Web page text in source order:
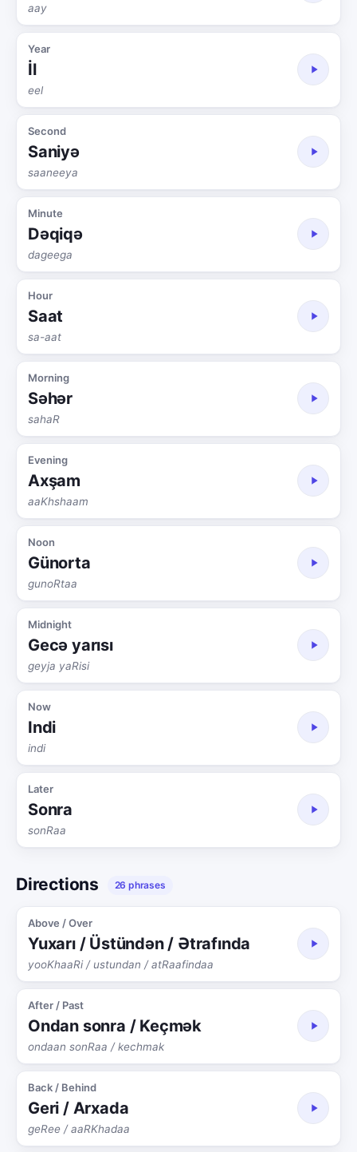
aay
Year
İl
eel
Second
Saniyə
saaneeya
Minute
Dəqiqə
dageega
Hour
Saat
sa-aat
Morning
Səhər
sahaR
Evening
Axşam
aaKhshaam
Noon
Günorta
gunoRtaa
Midnight
Gecə yarısı
geyja yaRisi
Now
Indi
indi
Later
Sonra
sonRaa
Directions 26 phrases
Above / Over
Yuxarı / Üstündən / Ətrafında
yooKhaaRi / ustundan / atRaafindaa
After / Past
Ondan sonra / Keçmək
ondaan sonRaa / kechmak
Back / Behind
Geri / Arxada
geRee / aaRKhadaa